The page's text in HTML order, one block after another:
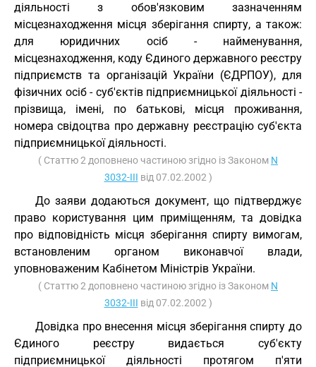
діяльності з обов'язковим зазначенням
місцезнаходження місця зберігання спирту, а також:
для юридичних осіб - найменування,
місцезнаходження, коду Єдиного державного реєстру
підприємств та організацій України (ЄДРПОУ), для
фізичних осіб - суб'єктів підприємницької діяльності -
прізвища, імені, по батькові, місця проживання,
номера свідоцтва про державну реєстрацію суб'єкта
підприємницької діяльності.
( Статтю 2 доповнено частиною згідно із Законом N
3032-III від 07.02.2002 )
До заяви додаються документ, що підтверджує
право користування цим приміщенням, та довідка
про відповідність місця зберігання спирту вимогам,
встановленим органом виконавчої влади,
уповноваженим Кабінетом Міністрів України.
( Статтю 2 доповнено частиною згідно із Законом N
3032-III від 07.02.2002 )
Довідка про внесення місця зберігання спирту до
Єдиного реєстру видається суб'єкту
підприємницької діяльності протягом п'яти